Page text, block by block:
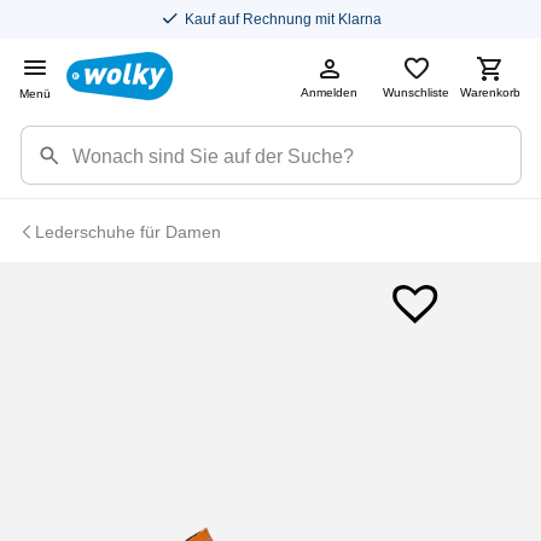
Kauf auf Rechnung mit Klarna
Menü Anmelden Wunschliste Warenkorb
Lederschuhe für Damen